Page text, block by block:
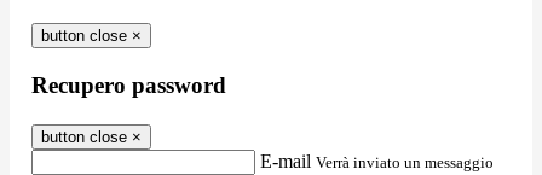
button close ×
Recupero password
button close ×
E-mail Verrà inviato un messaggio